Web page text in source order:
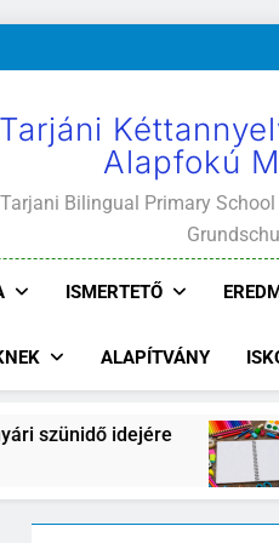
Tarjáni
Alapfokú
Tarjani Bilingual Primary
ISMERTETŐ
ALAPÍTVÁNY
idejére